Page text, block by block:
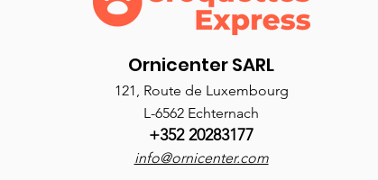
Ornicenter SARL
121, Route de Luxembourg
L-6562 Echternach
+352 20283177
info@ornicenter.com